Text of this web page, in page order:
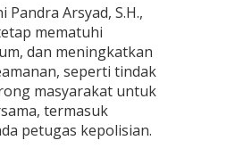
Arsyad, S.H.,
mematuhi
dan meningkatkan
seperti tindak
masyarakat untuk
termasuk
petugas kepolisian.